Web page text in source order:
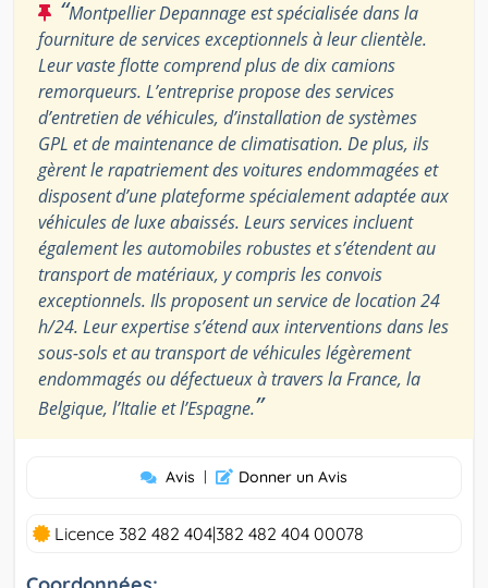
“Montpellier Depannage est spécialisée dans la
fourniture de services exceptionnels à leur clientèle.
Leur vaste flotte comprend plus de dix camions
remorqueurs. L’entreprise propose des services
d’entretien de véhicules, d’installation de systèmes
GPL et de maintenance de climatisation. De plus, ils
gèrent le rapatriement des voitures endommagées et
disposent d’une plateforme spécialement adaptée aux
véhicules de luxe abaissés. Leurs services incluent
également les automobiles robustes et s’étendent au
transport de matériaux, y compris les convois
exceptionnels. Ils proposent un service de location 24
h/24. Leur expertise s’étend aux interventions dans les
sous-sols et au transport de véhicules légèrement
endommagés ou défectueux à travers la France, la
Belgique, l’Italie et l’Espagne.”
Avis | Donner un Avis
Licence 382 482 404|382 482 404 00078